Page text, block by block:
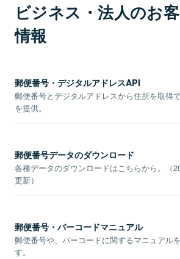
ビジネス・法人のお
情報
郵便番号・デジタルアドレスAPI
郵便番号とデジタルアドレスから住所を取得
を提供。
郵便番号データのダウンロード
各種データのダウンロードはこちらから。（
更新）
郵便番号・バーコードマニュアル
郵便番号や、バーコードに関するマニュアル
す。